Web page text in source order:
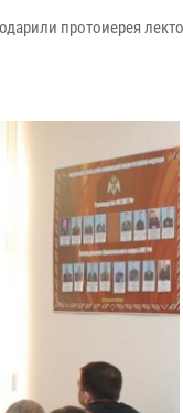
протоиерея